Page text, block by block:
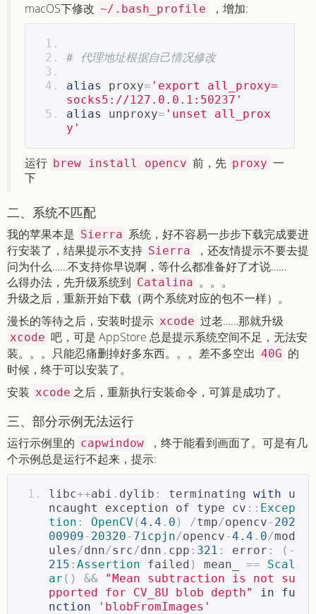
macOS下修改 ~/.bash_profile ，增加:
# 代理地址根据自己情况修改
alias proxy= 'export all_proxy=
socks5://127.0.0.1:50237'
alias
unproxy= 'unset all_prox
y'
运行 brew install opencv 前，先 proxy 一
下
二、系统不匹配
我的苹果本是 Sierra 系统，好不容易一步步下载完成要进
行安装了，结果提示不支持 Sierra
，还友情提示不要去提
问为什么……不支持你早说啊，等什么都准备好了才说……
么得办法，先升级系统到 Catalina 。。。
升级之后，重新开始下载（两个系统对应的包不一样）。
漫长的等待之后，安装时提示 xcode 过老……那就升级
xcode 吧，可是 AppStore 总是提示系统空间不足，无法安
装。。。只能忍痛删掉好多东西。。。差不多空出 40G 的
时候，终于可以安装了。
安装 xcode 之后，重新执行安装命令，可算是成功了。
三、部分示例无法运行
运行示例里的 capwindow
，终于能看到画面了。可是有几
个示例总是运行不起来，提示:
libc++abi . dylib : terminating with u
ncaught exception of type cv :: Excep
tion : OpenCV (4.4 . 0 ) /tmp/opencv - 202
00909 - 20320 - 7icpjn/opencv -4.4 . 0/mod
ules/dnn/src/dnn . cpp : 321 : error :
(-
215 : Assertion failed ) mean_ ==
Scal
ar () &&
"Mean subtraction is not su
pported for CV_8U blob depth"
in
fu
nction
'blobFromImages'